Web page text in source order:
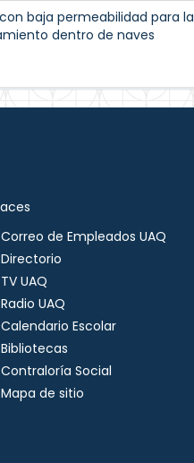
baja permeabilidad para la
dentro de naves
Correo de Empleados UAQ
Directorio
TV UAQ
Radio UAQ
Calendario Escolar
Bibliotecas
Contraloría Social
Mapa de sitio